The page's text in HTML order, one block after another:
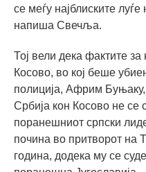
се меѓу најблиските
напиша Свечља.
Тој вели дека фактите
Косово, во кој беше
полиција, Африм
Србија кон Косово не се
поранешниот српски
почина во притворот на
година, додека му се